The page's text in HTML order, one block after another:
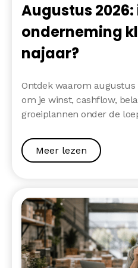
Augustus
onderneming
najaar?
Ontdek waarom
om je winst, cashflow,
groeiplannen onder de
Meer lezen